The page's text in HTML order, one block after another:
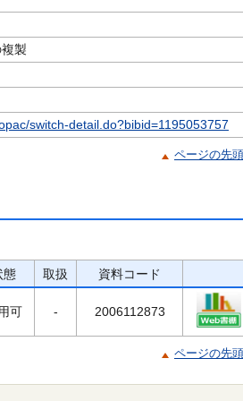
製
switch-detail.do?bibid=1195053757
ページの先
態 取扱 資料コード
可 - 2006112873
ページの先